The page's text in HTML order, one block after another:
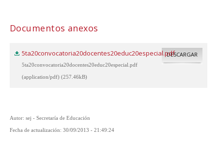
Documentos anexos
5ta20convocatoria20docentes20educ20especial.pdf
5ta20convocatoria20docentes20educ20especial.pdf
(application/pdf) (257.46kB)
DESCARGAR
Autor: sej - Secretaría de Educación
Fecha de actualización: 30/09/2013 - 21:49:24